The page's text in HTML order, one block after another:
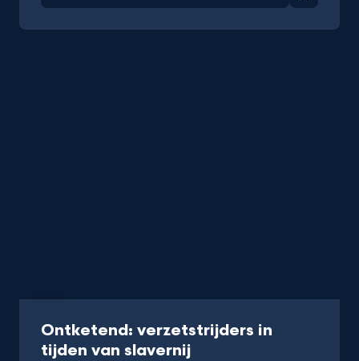
Ontketend: verzetstrijders in
tijden van slavernij-